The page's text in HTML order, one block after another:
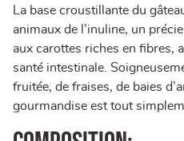
La base croustillante du
animaux de l’inuline, un
aux carottes riches en fibres,
santé intestinale.
fruitée, de fraises, de baies
gourmandise est tout